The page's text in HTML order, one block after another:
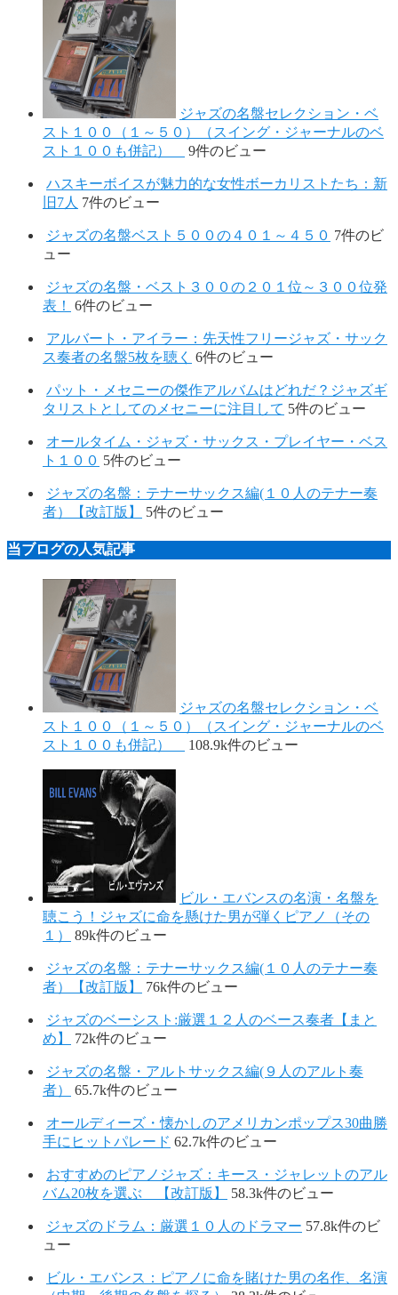
ジャズの名盤セレクション・ベ
スト１００（１～５０）（スイング・ジャーナルのベ
スト１００も併記）
9件のビュー
ハスキーボイスが魅力的な女性ボーカリストたち：新
旧7人 7件のビュー
ジャズの名盤ベスト５００の４０１～４５０ 7件のビ
ュー
ジャズの名盤・ベスト３００の２０１位～３００位発
表！
6件のビュー
アルバート・アイラー：先天性フリージャズ・サック
ス奏者の名盤5枚を聴く 6件のビュー
パット・メセニーの傑作アルバムはどれだ？ジャズギ
タリストとしてのメセニーに注目して 5件のビュー
オールタイム・ジャズ・サックス・プレイヤー・ベス
ト１００ 5件のビュー
ジャズの名盤：テナーサックス編(１０人のテナー奏
者）【改訂版】
5件のビュー
当ブログの人気記事
ジャズの名盤セレクション・ベ
スト１００（１～５０）（スイング・ジャーナルのベ
スト１００も併記）
108.9k件のビュー
ビル・エバンスの名演・名盤を
聴こう！ジャズに命を懸けた男が弾くピアノ（その
１）
89k件のビュー
ジャズの名盤：テナーサックス編(１０人のテナー奏
者）【改訂版】
76k件のビュー
ジャズのベーシスト:厳選１２人のベース奏者【まと
め】
72k件のビュー
ジャズの名盤・アルトサックス編(９人のアルト奏
者）
65.7k件のビュー
オールディーズ・懐かしのアメリカンポップス30曲勝
手にヒットパレード 62.7k件のビュー
おすすめのピアノジャズ：キース・ジャレットのアル
バム20枚を選ぶ 【改訂版】
58.3k件のビュー
ジャズのドラム：厳選１０人のドラマー 57.8k件のビ
ュー
ビル・エバンス：ピアノに命を賭けた男の名作、名演